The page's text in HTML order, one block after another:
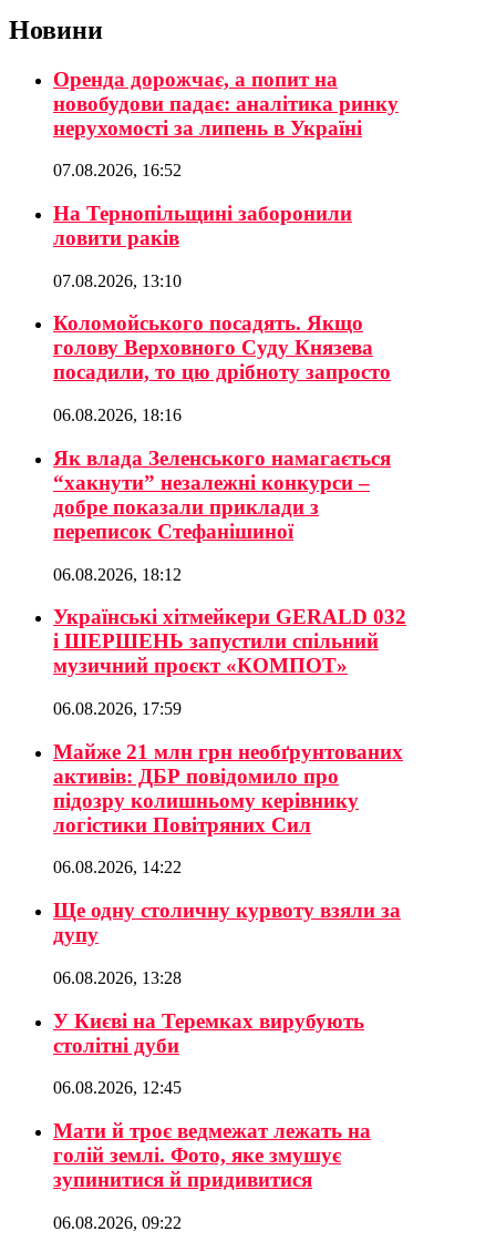
Новини
Оренда дорожчає, а попит на
новобудови падає: аналітика ринку
нерухомості за липень в Україні
07.08.2026, 16:52
На Тернопільщині заборонили
ловити раків
07.08.2026, 13:10
Коломойського посадять. Якщо
голову Верховного Суду Князева
посадили, то цю дрібноту запросто
06.08.2026, 18:16
Як влада Зеленського намагається
“хакнути” незалежні конкурси –
добре показали приклади з
переписок Стефанішиної
06.08.2026, 18:12
Українські хітмейкери GERALD 032
і ШЕРШЕНЬ запустили спільний
музичний проєкт «КОМПОТ»
06.08.2026, 17:59
Майже 21 млн грн необґрунтованих
активів: ДБР повідомило про
підозру колишньому керівнику
логістики Повітряних Сил
06.08.2026, 14:22
Ще одну столичну курвоту взяли за
дупу
06.08.2026, 13:28
У Києві на Теремках вирубують
столітні дуби
06.08.2026, 12:45
Мати й троє ведмежат лежать на
голій землі. Фото, яке змушує
зупинитися й придивитися
06.08.2026, 09:22